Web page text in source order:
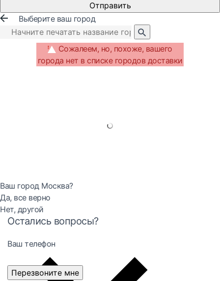
Отправить
Выберите ваш город
Сожалеем, но, похоже, вашего
города нет в списке городов доставки
Ваш город Москва?
Да, все верно
Нет, другой
Остались вопросы?
Ваш телефон
Перезвоните мне